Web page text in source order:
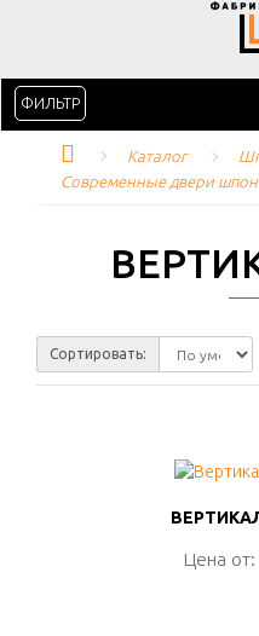
ФИЛЬТР
Каталог
Современные двери шпон
Сортировать:
Цена от:
Цена от: